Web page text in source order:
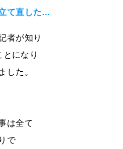
て直した…
者が知り
とになり
した。
は全て
で